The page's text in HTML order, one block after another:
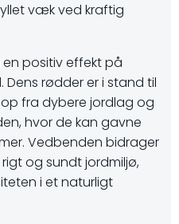
væk ved kraftig
positiv effekt på
rødder er i stand til
fra dybere jordlag og
hvor de kan gavne
Vedbenden bidrager
og sundt jordmiljø,
i et naturligt